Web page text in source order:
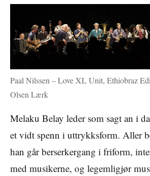
Paal Nilssen – Love XL Unit, Ethiobraz
Olsen Lærk
Melaku Belay leder som sagt an i
et vidt spenn i uttrykksform. Aller
han går berserkergang i friform,
med musikerne, og legemligjør